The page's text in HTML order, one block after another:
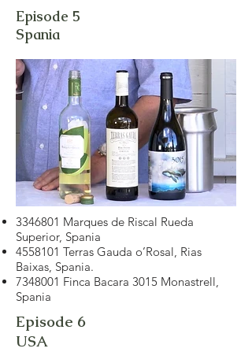
Episode 5
Spania
3346801 Marques de Riscal Rueda
Superior, Spania
4558101 Terras Gauda o’Rosal, Rias
Baixas, Spania.
7348001 Finca Bacara 3015 Monastrell,
Spania
Episode 6
USA